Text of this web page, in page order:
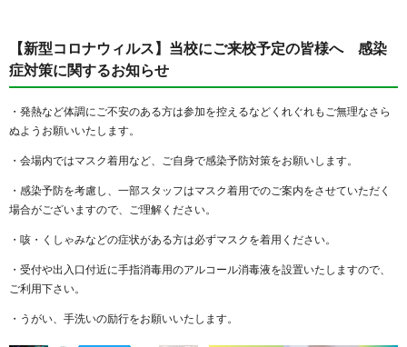
【新型コロナウィルス】当校にご来校予定の皆様へ 感染
症対策に関するお知らせ
・発熱など体調にご不安のある方は参加を控えるなどくれぐれもご無理なさら
ぬようお願いいたします。
・会場内ではマスク着用など、ご自身で感染予防対策をお願いします。
・感染予防を考慮し、一部スタッフはマスク着用でのご案内をさせていただく
場合がございますので、ご理解ください。
・咳・くしゃみなどの症状がある方は必ずマスクを着用ください。
・受付や出入口付近に手指消毒用のアルコール消毒液を設置いたしますので、
ご利用下さい。
・うがい、手洗いの励行をお願いいたします。